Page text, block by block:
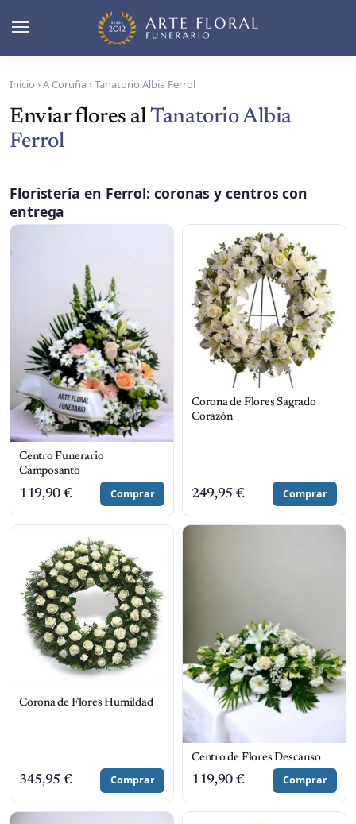
Inicio ›A Coruña›Tanatorio Albia Ferrol
Enviar flores alTanatorio Albia
Ferrol
Floristería en Ferrol: coronas y centros con
entrega
Centro Funerario
Camposanto
119,90 € Comprar
Corona de Flores Sagrado
Corazón
249,95 € Comprar
Corona de Flores Humildad
345,95 € Comprar
Centro de Flores Descanso
119,90 € Comprar